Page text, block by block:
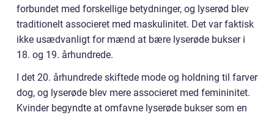
forbundet med forskellige betydninger, og lyserød blev
traditionelt associeret med maskulinitet. Det var faktisk
ikke usædvanligt for mænd at bære lyserøde bukser i
18. og 19. århundrede.
I det 20. århundrede skiftede mode og holdning til farver
dog, og lyserøde blev mere associeret med femininitet.
Kvinder begyndte at omfavne lyserøde bukser som en